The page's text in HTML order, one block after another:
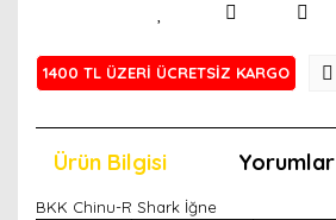
1400 TL ÜZERİ ÜCRETSİZ KARGO
Ürün Bilgisi Yorumlar
BKK Chinu-R Shark İğne